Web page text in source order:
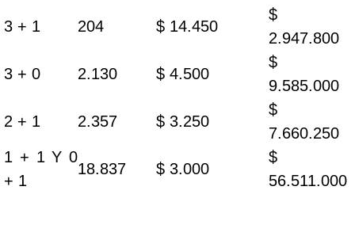
3 + 1 204 $ 14.450
$
2.947.800
3 + 0 2.130 $ 4.500
$
9.585.000
2 + 1 2.357 $ 3.250
$
7.660.250
1 + 1 Y 0
+ 1
18.837 $ 3.000
$
56.511.000